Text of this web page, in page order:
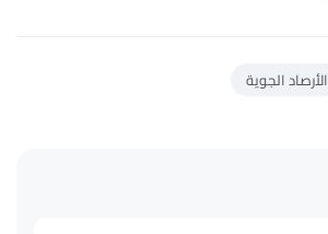
الأرصاد الجوية